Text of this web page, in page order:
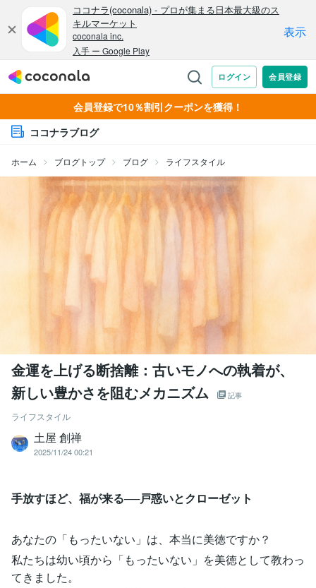
会員登録で10％割引クーポンを獲得！
ココナラブログ
ホーム ブログトップ ブログ ライフスタイル
金運を上げる断捨離：古いモノへの執着が、
新しい豊かさを阻むメカニズム
記事
ライフスタイル
土屋 創禅
2025/11/24 00:21
手放すほど、福が来る──戸惑いとクローゼット
あなたの「もったいない」は、本当に美徳ですか？
私たちは幼い頃から「もったいない」を美徳として教わっ
てきました。